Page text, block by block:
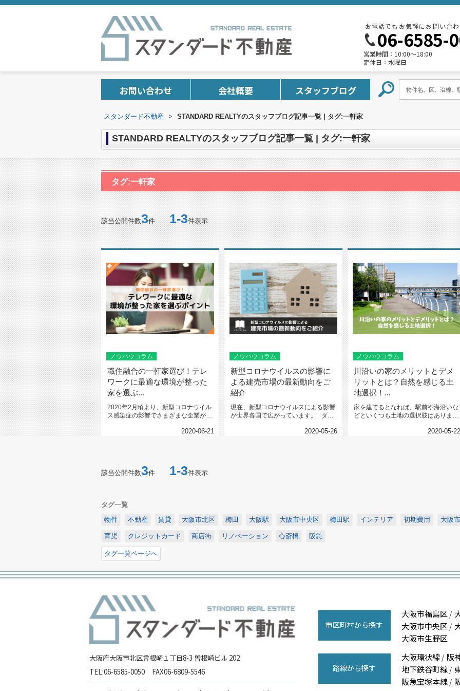
お電話でもお気軽にお問い合
06-6585-
営業時間： 10:00～18:00
定休日： 水曜日
お問い合わせ 会社概要 スタッフブログ
スタンダード不動産 > STANDARD REALTYのスタッフブログ記事一覧 | タグ:一軒家
STANDARD REALTYのスタッフブログ記事一覧 | タグ:一軒家
タグ:一軒家
該当公開件数3件1-3件表示
ノウハウコラム
職住融合の一軒家選び！テレ
ワークに最適な環境が整った
家を選ぶ...
2020年2月頃より、新型コロナウイル
ス感染症の影響でさまざまな企業がテ
2020-06-21
ノウハウコラム
新型コロナウイルスの影響に
よる建売市場の最新動向をご
紹介
現在、新型コロナウイルスによる影響
が世界各国で広がっています。 ダウ
2020-05-26
ノウハウコラム
川沿いの家のメリットとデメ
リットとは？自然を感じる土
地選択！...
家を建てるとなれば、駅前や海沿いな
どといくつも土地の選択肢はありま
2020-05-22
該当公開件数3件 1-3件表示
タグ一覧
物件
不動産 賃貸 大阪市北区 梅田 大阪駅 大阪市中央区 梅田駅 インテリア 初期費用 大阪
育児 クレジットカード 商店街 リノベーション 心斎橋 阪急
タグ一覧ページへ
大阪府大阪市北区曾根崎１丁目8-3 曽根崎ビル 202
TEL:06-6585-0050 FAX06-6809-5546
市区町村から探す
大阪市福島区 /
大阪市中央区 /
大阪市生野区
路線から探す
大阪環状線 / 阪
地下鉄谷町線 /
阪急宝塚本線 /